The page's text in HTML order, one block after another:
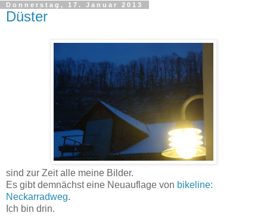
Donnerstag, 17. Januar 2013
Düster
sind zur Zeit alle meine Bilder.
Es gibt demnächst eine Neuauflage von bikeline:
Neckarradweg.
Ich bin drin.